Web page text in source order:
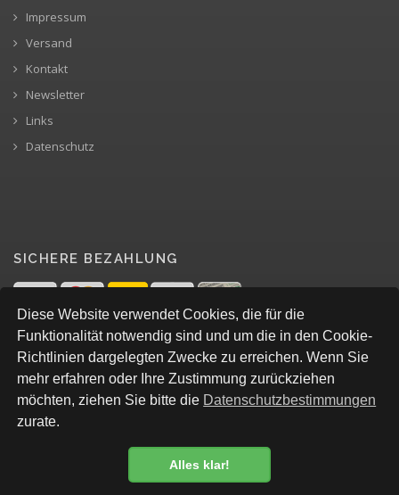
Datenschutzbestimmung
Diese Website verwendet Cookies, die für die
Funktionalität notwendig sind und um die in den Cookie-
Richtlinien dargelegten Zwecke zu erreichen. Wenn Sie
mehr erfahren oder Ihre Zustimmung zurückziehen
möchten, ziehen Sie bitte die Datenschutzbestimmungen
zurate.
Alles klar!
Impressum
Versand
Kontakt
Newsletter
Links
Datenschutz
SICHERE BEZAHLUNG
© All Rights Reserved, Davos